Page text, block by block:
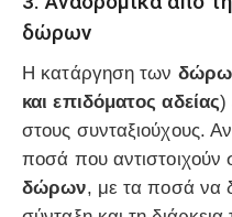
δώρων
Η κατάργηση των
και επιδόματος αδείας)
στους συνταξιούχους.
ποσά που αντιστοιχούν
δώρων, με τα ποσά να